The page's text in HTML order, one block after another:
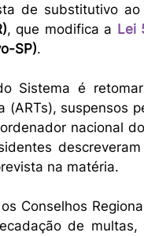
de substitutivo ao
, que modifica a Lei
SP).
Sistema é
(ARTs), suspensos
nacional
na matéria.
Conselhos
de